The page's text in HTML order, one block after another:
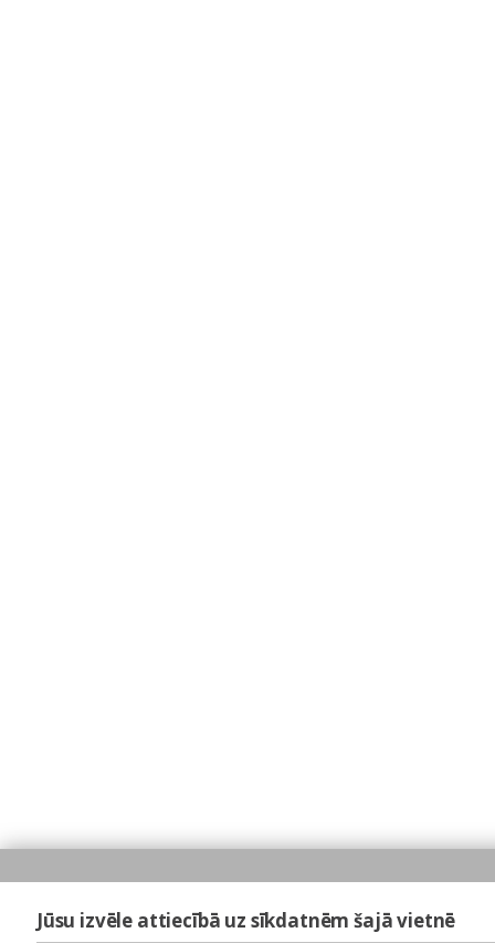
Jūsu izvēle attiecībā uz sīkdatnēm šajā vietnē